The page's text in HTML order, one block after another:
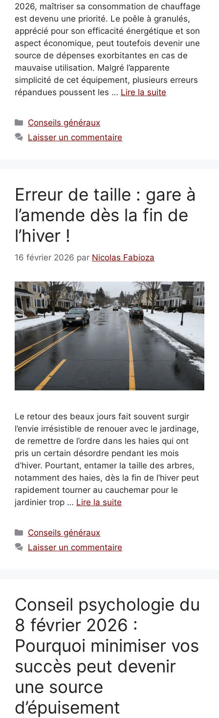
2026, maîtriser sa consommation de chauffage
est devenu une priorité. Le poêle à granulés,
apprécié pour son efficacité énergétique et son
aspect économique, peut toutefois devenir une
source de dépenses exorbitantes en cas de
mauvaise utilisation. Malgré l’apparente
simplicité de cet équipement, plusieurs erreurs
répandues poussent les … Lire la suite
Catégories
Conseils généraux
Laisser un commentaire
Erreur de taille : gare à
l’amende dès la fin de
l’hiver !
16 février 2026 par Nicolas Fabioza
Le retour des beaux jours fait souvent surgir
l’envie irrésistible de renouer avec le jardinage,
de remettre de l’ordre dans les haies qui ont
pris un certain désordre pendant les mois
d’hiver. Pourtant, entamer la taille des arbres,
notamment des haies, dès la fin de l’hiver peut
rapidement tourner au cauchemar pour le
jardinier trop … Lire la suite
Catégories
Conseils généraux
Laisser un commentaire
Conseil psychologie du
8 février 2026 :
Pourquoi minimiser vos
succès peut devenir
une source
d’épuisement